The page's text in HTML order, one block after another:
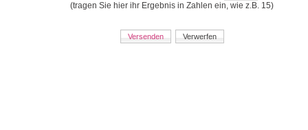
(tragen Sie hier ihr Ergebnis in Zahlen ein, wie z.B. 15)